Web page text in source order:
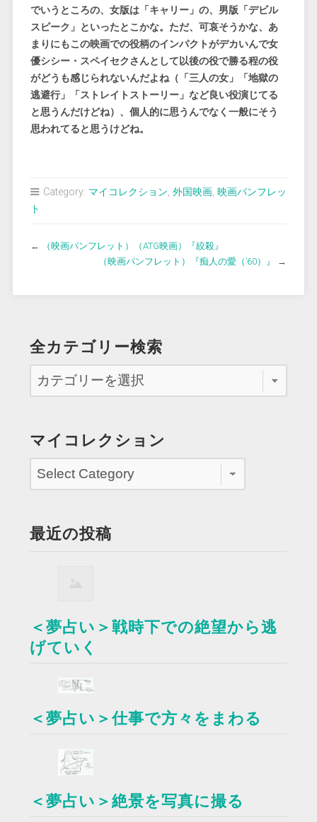
でいうところの、女版は「キャリー」の、男版「デビル
スピーク」といったとこかな。ただ、可哀そうかな、あ
まりにもこの映画での役柄のインパクトがデカいんで女
優シシー・スペイセクさんとして以後の役で勝る程の役
がどうも感じられないんだよね（「三人の女」「地獄の
逃避行」「ストレイトストーリー」など良い役演じてる
と思うんだけどね）、個人的に思うんでなく一般にそう
思われてると思うけどね。
Category: マイコレクション, 外国映画, 映画パンフレッ
ト
←
（映画パンフレット）（ATG映画）『絞殺』
（映画パンフレット）『痴人の愛（’60）』
→
全カテゴリー検索
マイコレクション
最近の投稿
＜夢占い＞戦時下での絶望から逃
げていく
＜夢占い＞仕事で方々をまわる
＜夢占い＞絶景を写真に撮る